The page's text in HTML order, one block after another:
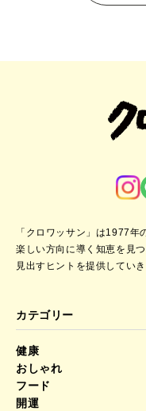
「クロワッサン」は1977年
楽しい方向に導く知恵を見
見出すヒントを提供していき
カテゴリー
健康
おしゃれ
フード
開運